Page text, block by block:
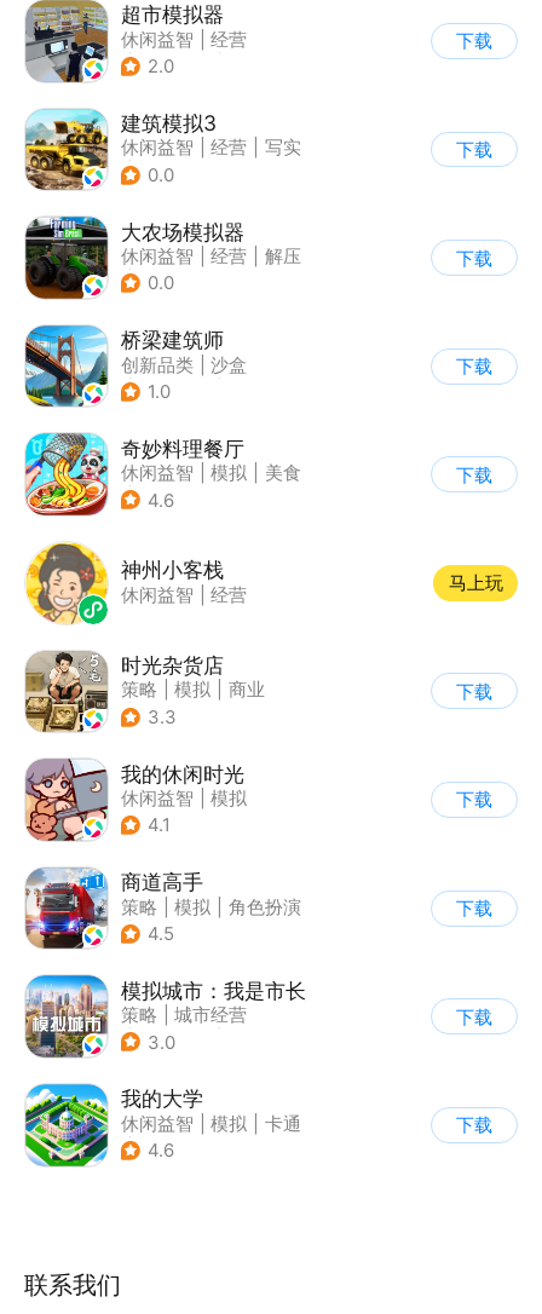
超市模拟器
休闲益智
经营
| 文字游戏
2.0
下载
建筑模拟3
休闲益智 经营
写实
| 建造模拟
0.0
下载
大农场模拟器
休闲益智 经营
解压
| 清新
0.0
下载
桥梁建筑师
创新品类
沙盒
| 学习教育
1.0
下载
奇妙料理餐厅
休闲益智 模拟
美食
| 宝宝巴士
4.6
下载
神州小客栈
休闲益智 经营
马上玩
时光杂货店
策略 模拟
商业
| 童年
3.3
下载
我的休闲时光
休闲益智
模拟
4.1
下载
商道高手
策略 模拟
角色扮演
| 收集
4.5
下载
模拟城市：我是市长
策略
城市经营
| 模拟城市
3.0
下载
我的大学
休闲益智 模拟
卡通
| 九游
4.6
下载
联系我们